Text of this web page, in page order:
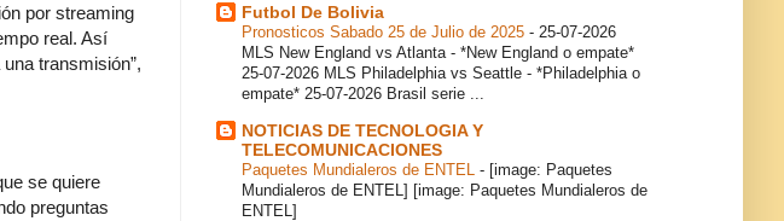
por streaming
real. Así
transmisión”,
se quiere
preguntas
Futbol De Bolivia
Pronosticos Sabado 25 de Julio de 2025 - 25-07-2026
MLS New England vs Atlanta - *New England o empate*
25-07-2026 MLS Philadelphia vs Seattle - *Philadelphia o
empate* 25-07-2026 Brasil serie ...
NOTICIAS DE TECNOLOGIA Y
TELECOMUNICACIONES
Paquetes Mundialeros de ENTEL - [image: Paquetes
Mundialeros de ENTEL] [image: Paquetes Mundialeros de
ENTEL]